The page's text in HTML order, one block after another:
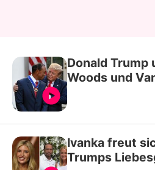
Donald
Woods und
Ivanka freut
Trumps